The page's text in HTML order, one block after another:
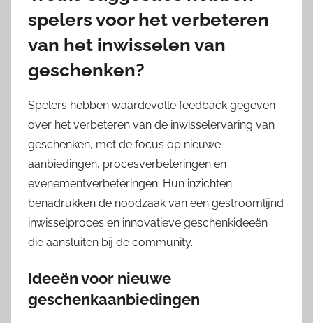
spelers voor het verbeteren
van het inwisselen van
geschenken?
Spelers hebben waardevolle feedback gegeven
over het verbeteren van de inwisselervaring van
geschenken, met de focus op nieuwe
aanbiedingen, procesverbeteringen en
evenementverbeteringen. Hun inzichten
benadrukken de noodzaak van een gestroomlijnd
inwisselproces en innovatieve geschenkideeën
die aansluiten bij de community.
Ideeën voor nieuwe
geschenkaanbiedingen